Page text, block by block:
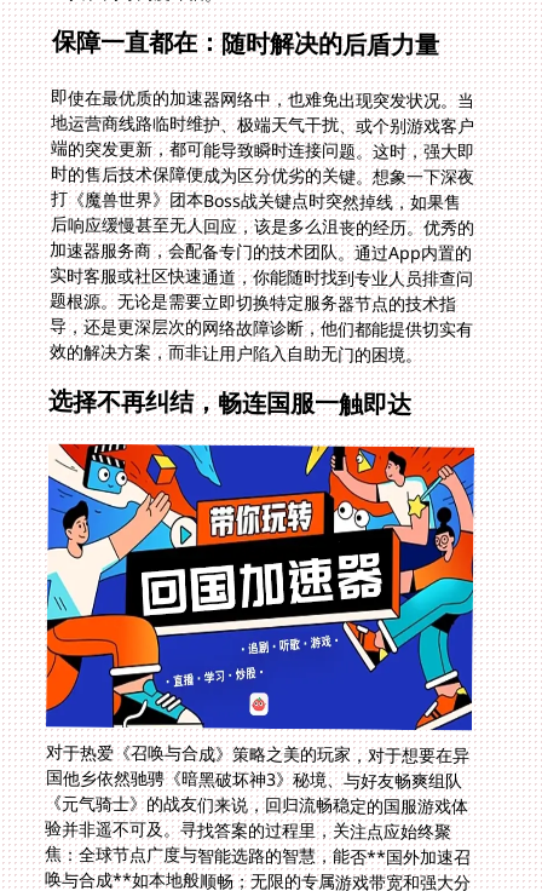
保障一直都在：随时解决的后盾力量
即使在最优质的加速器网络中，也难免出现突发状况。当
地运营商线路临时维护、极端天气干扰、或个别游戏客户
端的突发更新，都可能导致瞬时连接问题。这时，强大即
时的售后技术保障便成为区分优劣的关键。想象一下深夜
打《魔兽世界》团本Boss战关键点时突然掉线，如果售
后响应缓慢甚至无人回应，该是多么沮丧的经历。优秀的
加速器服务商，会配备专门的技术团队。通过App内置的
实时客服或社区快速通道，你能随时找到专业人员排查问
题根源。无论是需要立即切换特定服务器节点的技术指
导，还是更深层次的网络故障诊断，他们都能提供切实有
效的解决方案，而非让用户陷入自助无门的困境。
选择不再纠结，畅连国服一触即达
对于热爱《召唤与合成》策略之美的玩家，对于想要在异
国他乡依然驰骋《暗黑破坏神3》秘境、与好友畅爽组队
《元气骑士》的战友们来说，回归流畅稳定的国服游戏体
验并非遥不可及。寻找答案的过程里，关注点应始终聚
焦：全球节点广度与智能选路的智慧，能否**国外加速召
唤与合成**如本地般顺畅；无限的专属游戏带宽和强大分
流技术，是否确保数据洪流中你的指令依然清晰无阻；全
平台跨设备的一键连接是否贴合你多变的使用场景；数据
加密专线传输是否让你安心无忧；以及最终，一个7×24
小时待命的技术团队是否成为你随时可倚靠的后盾。当这
些核心要素得以满足时，距离，便不再是阻隔你指尖流畅
操作的那片海，而是连接起热爱的一道虹桥。选择对的工
具，开启你的**国外加速召唤与合成**之路，国服游戏